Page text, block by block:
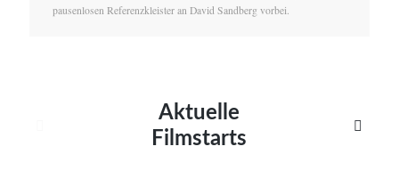
pausenlosen Referenzkleister an David Sandberg vorbei.
Aktuelle
Filmstarts
